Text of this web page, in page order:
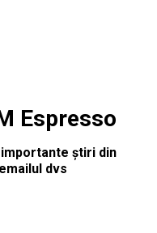
Espresso
știri din
dvs